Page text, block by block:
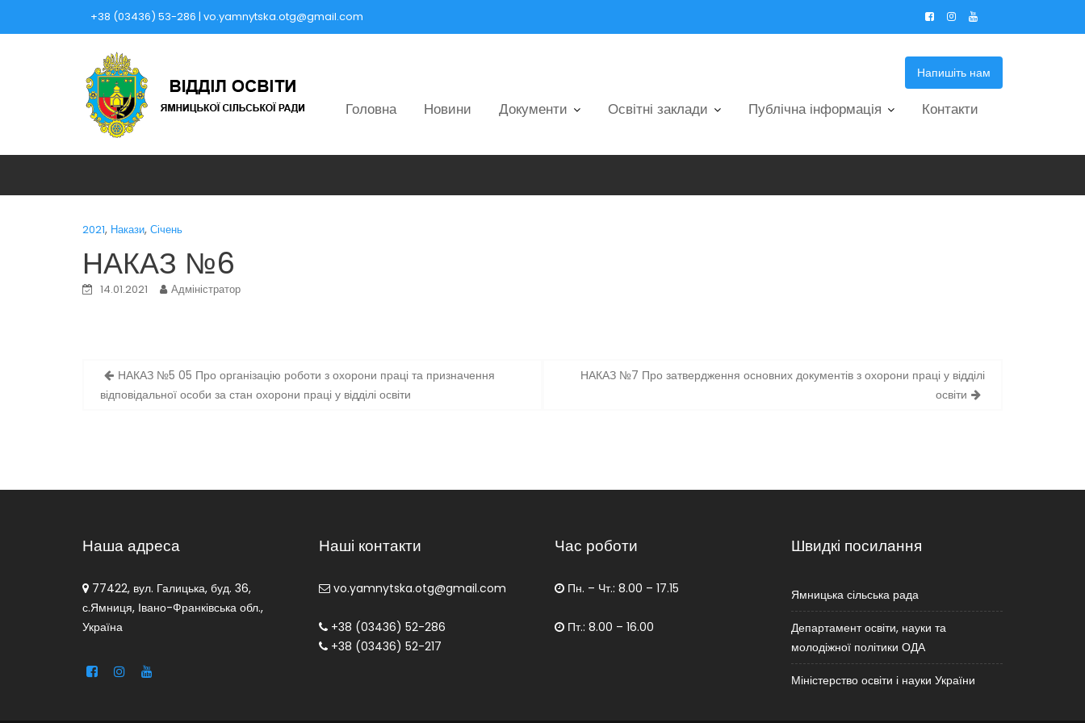
+38 (03436) 53-286 | vo.yamnytska.otg@gmail.com
Напишіть нам
Головна Новини Документи Освітні заклади Публічна інформація Контакти
2021, Накази, Січень
НАКАЗ №6
14.01.2021 Адміністратор
Навігація
записів
НАКАЗ №5 05 Про організацію роботи з охорони праці та призначення
відповідальної особи за стан охорони праці у відділі освіти
НАКАЗ №7 Про затвердження основних документів з охорони праці у відділі
освіти
Наша адреса
77422, вул. Галицька, буд. 36,
с.Ямниця, Івано-Франківська обл.,
Україна
Наші контакти
vo.yamnytska.otg@gmail.com
+38 (03436) 52-286
+38 (03436) 52-217
Час роботи
Пн. – Чт.: 8.00 – 17.15
Пт.: 8.00 – 16.00
Швидкі посилання
Ямницька сільська рада
Департамент освіти, науки та
молодіжної політики ОДА
Міністерство освіти і науки України